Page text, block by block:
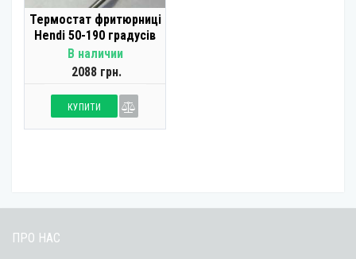
Термостат фритюрниці
Hendi 50-190 градусів
В наличии
2088 грн.
КУПИТИ
ПРО НАС